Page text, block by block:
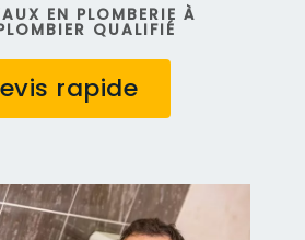
EN PLOMBERIE À
QUALIFIÉ
rapide